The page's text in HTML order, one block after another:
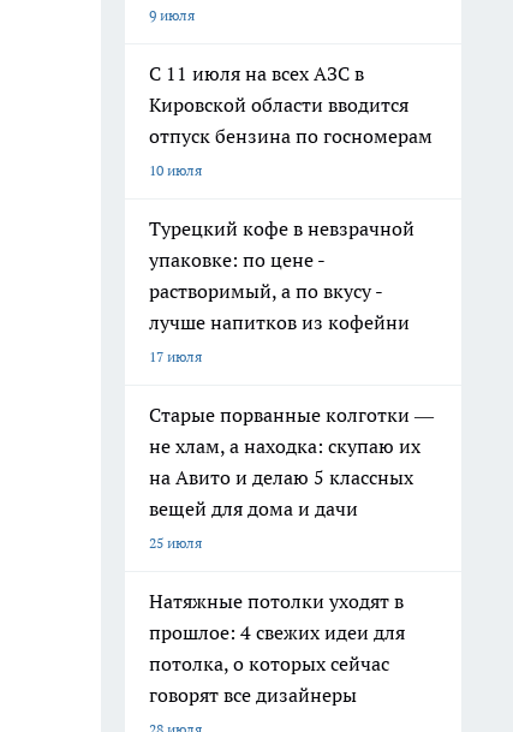
9 июля
С 11 июля на всех АЗС в
Кировской области вводится
отпуск бензина по госномерам
10 июля
Турецкий кофе в невзрачной
упаковке: по цене -
растворимый, а по вкусу -
лучше напитков из кофейни
17 июля
Старые порванные колготки —
не хлам, а находка: скупаю их
на Авито и делаю 5 классных
вещей для дома и дачи
25 июля
Натяжные потолки уходят в
прошлое: 4 свежих идеи для
потолка, о которых сейчас
говорят все дизайнеры